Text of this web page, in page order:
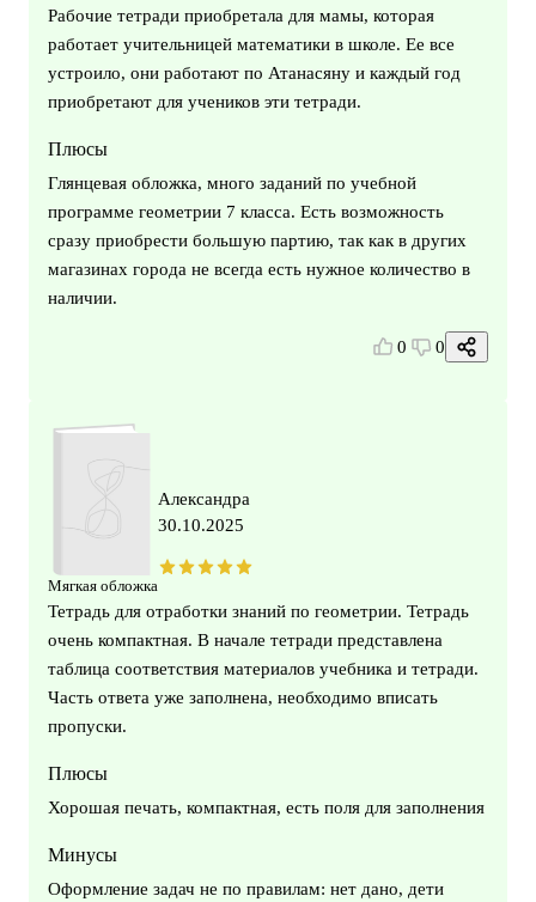
Рабочие тетради приобретала для мамы, которая
работает учительницей математики в школе. Ее все
устроило, они работают по Атанасяну и каждый год
приобретают для учеников эти тетради.
Плюсы
Глянцевая обложка, много заданий по учебной
программе геометрии 7 класса. Есть возможность
сразу приобрести большую партию, так как в других
магазинах города не всегда есть нужное количество в
наличии.
0 0
Мягкая обложка
Александра
30.10.2025
Тетрадь для отработки знаний по геометрии. Тетрадь
очень компактная. В начале тетради представлена
таблица соответствия материалов учебника и тетради.
Часть ответа уже заполнена, необходимо вписать
пропуски.
Плюсы
Хорошая печать, компактная, есть поля для заполнения
Минусы
Оформление задач не по правилам: нет дано, дети